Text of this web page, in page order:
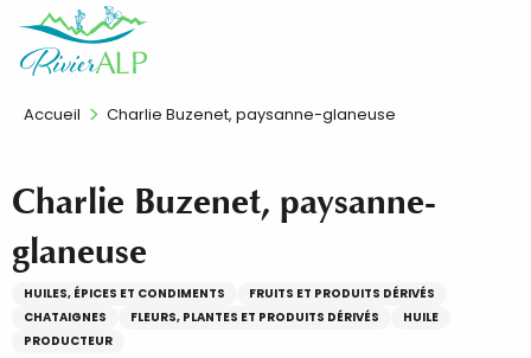
contenu
FR
Accueil Charlie Buzenet, paysanne-glaneuse
Charlie Buzenet, paysanne-
glaneuse
HUILES, ÉPICES ET CONDIMENTS
FRUITS ET PRODUITS DÉRIVÉS
CHATAIGNES
FLEURS, PLANTES ET PRODUITS DÉRIVÉS
HUILE
PRODUCTEUR